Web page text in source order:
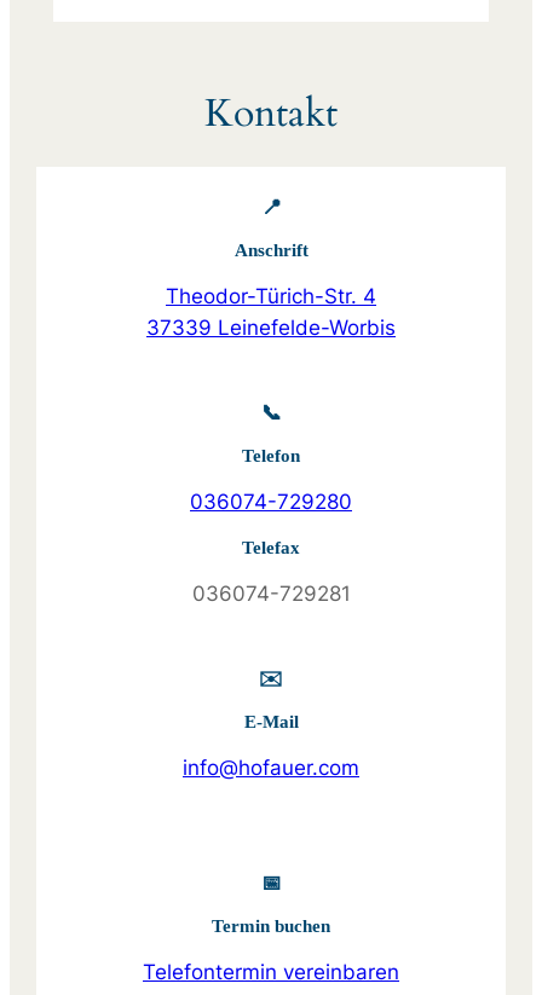
Kontakt
📍
Anschrift
Theodor-Türich-Str. 4
37339 Leinefelde-Worbis
📞
Telefon
036074-729280
Telefax
036074-729281
✉️
E-Mail
info@hofauer.com
📅
Termin buchen
Telefontermin vereinbaren